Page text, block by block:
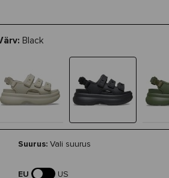
Black
Suurus: Vali suurus
EU
US